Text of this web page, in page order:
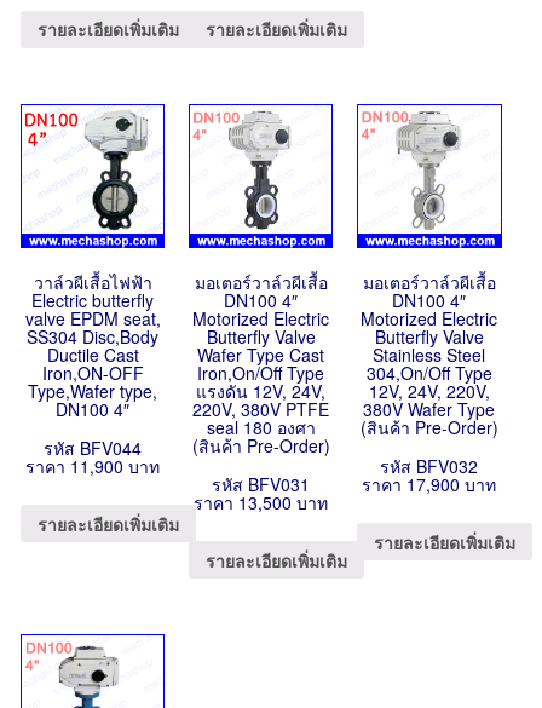
รายละเอียดเพิ่มเติม รายละเอียดเพิ่มเติม
วาล์วผีเสื้อไฟฟ้า
Electric butterfly
valve EPDM seat,
SS304 Disc,Body
Ductile Cast
Iron,ON-OFF
Type,Wafer type,
DN100 4″
รหัส BFV044
ราคา 11,900 บาท
รายละเอียดเพิ่มเติม
มอเตอร์วาล์วผีเสื้อ
DN100 4″
Motorized Electric
Butterfly Valve
Wafer Type Cast
Iron,On/Off Type
แรงดัน 12V, 24V,
220V, 380V PTFE
seal 180 องศา
(สินค้า Pre-Order)
รหัส BFV031
ราคา 13,500 บาท
รายละเอียดเพิ่มเติม
มอเตอร์วาล์วผีเสื้อ
DN100 4″
Motorized Electric
Butterfly Valve
Stainless Steel
304,On/Off Type
12V, 24V, 220V,
380V Wafer Type
(สินค้า Pre-Order)
รหัส BFV032
ราคา 17,900 บาท
รายละเอียดเพิ่มเติม